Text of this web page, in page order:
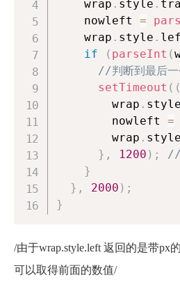
    wrap
. style .
    nowleft
=
    wrap
. style .
if
( parseInt (
//判断到最后一
setTimeout ( (
        wrap
. style
        nowleft
=
        wrap
. style
} , 1200 ) ;
//
}
} , 2000 ) ;
}
/由于wrap.style.left 返回的是带px
可以取得前面的数值/